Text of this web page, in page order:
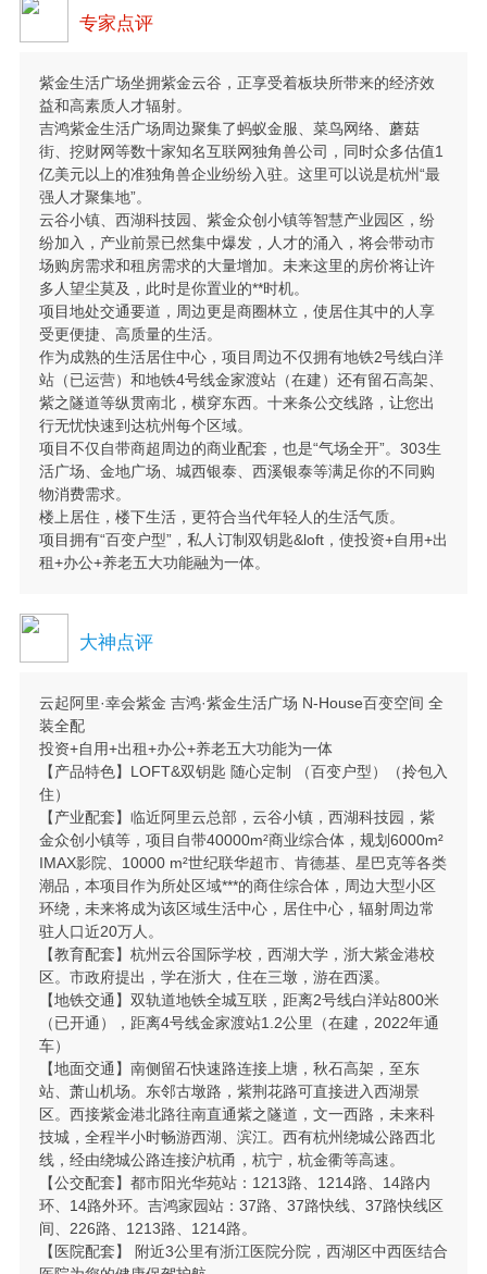
专家点评
紫金生活广场坐拥紫金云谷，正享受着板块所带来的经济效
益和高素质人才辐射。
吉鸿紫金生活广场周边聚集了蚂蚁金服、菜鸟网络、蘑菇
街、挖财网等数十家知名互联网独角兽公司，同时众多估值1
亿美元以上的准独角兽企业纷纷入驻。这里可以说是杭州“最
强人才聚集地”。
云谷小镇、西湖科技园、紫金众创小镇等智慧产业园区，纷
纷加入，产业前景已然集中爆发，人才的涌入，将会带动市
场购房需求和租房需求的大量增加。未来这里的房价将让许
多人望尘莫及，此时是你置业的**时机。
项目地处交通要道，周边更是商圈林立，使居住其中的人享
受更便捷、高质量的生活。
作为成熟的生活居住中心，项目周边不仅拥有地铁2号线白洋
站（已运营）和地铁4号线金家渡站（在建）还有留石高架、
紫之隧道等纵贯南北，横穿东西。十来条公交线路，让您出
行无忧快速到达杭州每个区域。
项目不仅自带商超周边的商业配套，也是“气场全开”。303生
活广场、金地广场、城西银泰、西溪银泰等满足你的不同购
物消费需求。
楼上居住，楼下生活，更符合当代年轻人的生活气质。
项目拥有“百变户型”，私人订制双钥匙&loft，使投资+自用+出
租+办公+养老五大功能融为一体。
大神点评
云起阿里·幸会紫金 吉鸿·紫金生活广场 N-House百变空间 全
装全配
投资+自用+出租+办公+养老五大功能为一体
【产品特色】LOFT&双钥匙 随心定制 （百变户型）（拎包入
住）
【产业配套】临近阿里云总部，云谷小镇，西湖科技园，紫
金众创小镇等，项目自带40000m²商业综合体，规划6000m²
IMAX影院、10000 m²世纪联华超市、肯德基、星巴克等各类
潮品，本项目作为所处区域***的商住综合体，周边大型小区
环绕，未来将成为该区域生活中心，居住中心，辐射周边常
驻人口近20万人。
【教育配套】杭州云谷国际学校，西湖大学，浙大紫金港校
区。市政府提出，学在浙大，住在三墩，游在西溪。
【地铁交通】双轨道地铁全城互联，距离2号线白洋站800米
（已开通），距离4号线金家渡站1.2公里（在建，2022年通
车）
【地面交通】南侧留石快速路连接上塘，秋石高架，至东
站、萧山机场。东邻古墩路，紫荆花路可直接进入西湖景
区。西接紫金港北路往南直通紫之隧道，文一西路，未来科
技城，全程半小时畅游西湖、滨江。西有杭州绕城公路西北
线，经由绕城公路连接沪杭甬，杭宁，杭金衢等高速。
【公交配套】都市阳光华苑站：1213路、1214路、14路内
环、14路外环。吉鸿家园站：37路、37路快线、37路快线区
间、226路、1213路、1214路。
【医院配套】 附近3公里有浙江医院分院，西湖区中西医结合